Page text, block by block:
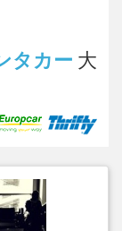
タカー 大